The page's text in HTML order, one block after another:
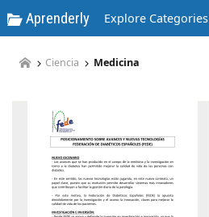
Aprenderly Explore Categories
Ciencia Medicina